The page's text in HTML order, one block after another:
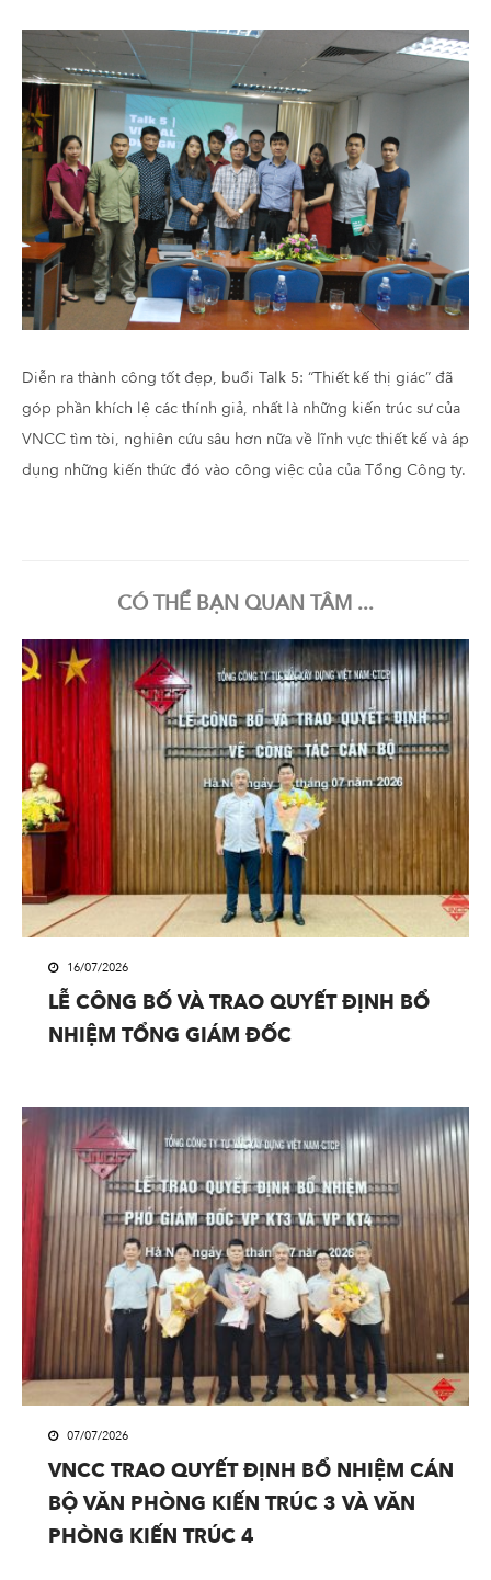
Diễn ra thành công tốt đẹp, buổi Talk 5: “Thiết kế thị giác” đã
góp phần khích lệ các thính giả, nhất là những kiến trúc sư của
VNCC tìm tòi, nghiên cứu sâu hơn nữa về lĩnh vực thiết kế và áp
dụng những kiến thức đó vào công việc của của Tổng Công ty.
CÓ THỂ BẠN QUAN TÂM ...
16/07/2026
LỄ CÔNG BỐ VÀ TRAO QUYẾT ĐỊNH BỔ
NHIỆM TỔNG GIÁM ĐỐC
07/07/2026
VNCC TRAO QUYẾT ĐỊNH BỔ NHIỆM CÁN
BỘ VĂN PHÒNG KIẾN TRÚC 3 VÀ VĂN
PHÒNG KIẾN TRÚC 4